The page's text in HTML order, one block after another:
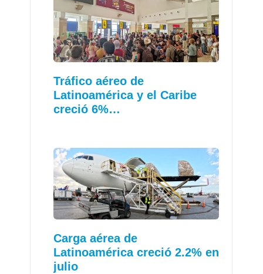
Tráfico aéreo de
Latinoamérica y el Caribe
creció 6%…
Carga aérea de
Latinoamérica creció 2.2% en
julio